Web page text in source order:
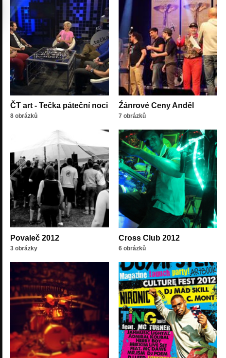
ČT art - Tečka páteční noci
8 obrázků
Źánrové Ceny Anděl
7 obrázků
Povaleč 2012
3 obrázky
Cross Club 2012
6 obrázků